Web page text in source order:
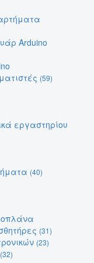
Arduino
(59)
εργαστηρίου
(40)
(31)
(23)
(32)